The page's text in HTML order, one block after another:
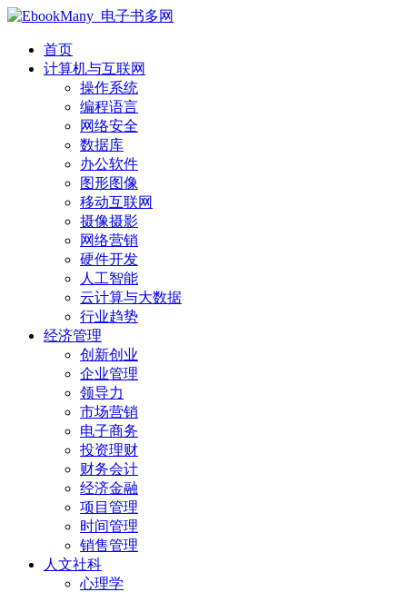
首页
计算机与互联网
操作系统
编程语言
网络安全
数据库
办公软件
图形图像
移动互联网
摄像摄影
网络营销
硬件开发
人工智能
云计算与大数据
行业趋势
经济管理
创新创业
企业管理
领导力
市场营销
电子商务
投资理财
财务会计
经济金融
项目管理
时间管理
销售管理
人文社科
心理学